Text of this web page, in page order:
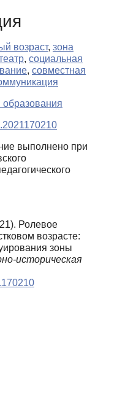
возраст, зона
, социальная
, совместная
образования
выполнено при
Ролевое
возрасте:
зоны
историческая